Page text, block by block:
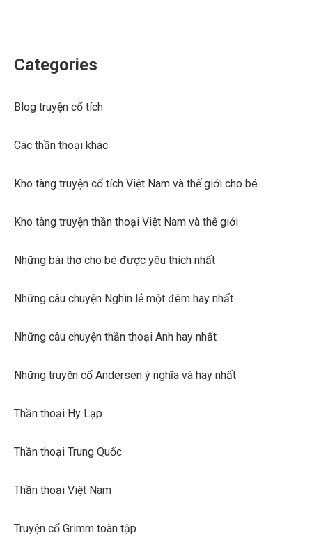
Categories
Blog truyện cổ tích
Các thần thoại khác
Kho tàng truyện cổ tích Việt Nam và thế giới cho bé
Kho tàng truyện thần thoại Việt Nam và thế giới
Những bài thơ cho bé được yêu thích nhất
Những câu chuyện Nghìn lẻ một đêm hay nhất
Những câu chuyện thần thoại Anh hay nhất
Những truyện cổ Andersen ý nghĩa và hay nhất
Thần thoại Hy Lạp
Thần thoại Trung Quốc
Thần thoại Việt Nam
Truyện cổ Grimm toàn tập